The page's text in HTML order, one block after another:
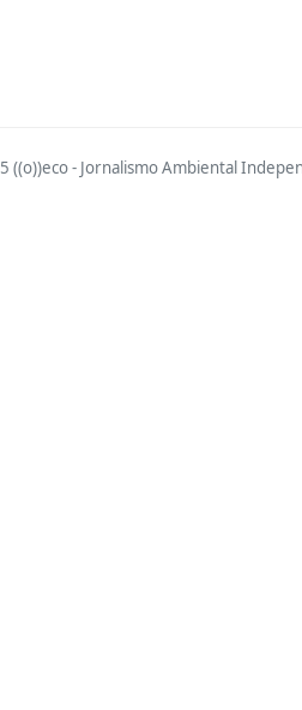
((o))eco - Jornalismo Ambiental